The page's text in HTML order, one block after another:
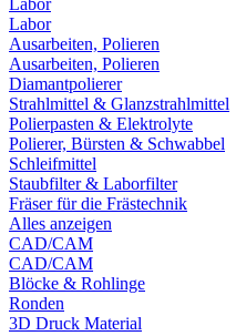
Labor
Labor
Ausarbeiten, Polieren
Ausarbeiten, Polieren
Diamantpolierer
Strahlmittel & Glanzstrahlmittel
Polierpasten & Elektrolyte
Polierer, Bürsten & Schwabbel
Schleifmittel
Staubfilter & Laborfilter
Fräser für die Frästechnik
Alles anzeigen
CAD/CAM
CAD/CAM
Blöcke & Rohlinge
Ronden
3D Druck Material